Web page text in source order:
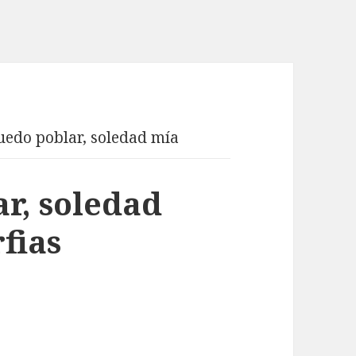
poblar, soledad mía
soledad